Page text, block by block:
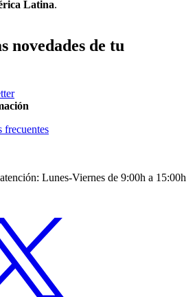
Latina.
novedades de tu
frecuentes
Lunes-Viernes de 9:00h a 15:00h